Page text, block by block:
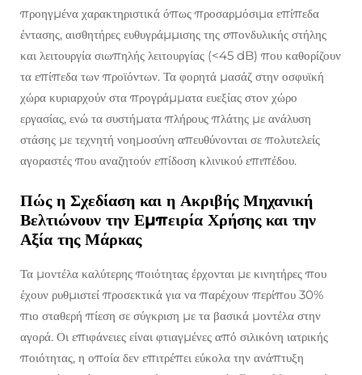
προηγμένα χαρακτηριστικά όπως προσαρμόσιμα επίπεδα
έντασης, αισθητήρες ευθυγράμμισης της σπονδυλικής στήλης
και λειτουργία σιωπηλής λειτουργίας (<45 dB) που καθορίζουν
τα επίπεδα των προϊόντων. Τα φορητά μασάζ στην οσφυϊκή
χώρα κυριαρχούν στα προγράμματα ευεξίας στον χώρο
εργασίας, ενώ τα συστήματα πλήρους πλάτης με ανάλυση
στάσης με τεχνητή νοημοσύνη απευθύνονται σε πολυτελείς
αγοραστές που αναζητούν επίδοση κλινικού επιπέδου.
Πώς η Σχεδίαση και η Ακριβής Μηχανική
Βελτιώνουν την Εμπειρία Χρήσης και την
Αξία της Μάρκας
Τα μοντέλα καλύτερης ποιότητας έρχονται με κινητήρες που
έχουν ρυθμιστεί προσεκτικά για να παρέχουν περίπου 30%
πιο σταθερή πίεση σε σύγκριση με τα βασικά μοντέλα στην
αγορά. Οι επιφάνειες είναι φτιαγμένες από σιλικόνη ιατρικής
ποιότητας, η οποία δεν επιτρέπει εύκολα την ανάπτυξη